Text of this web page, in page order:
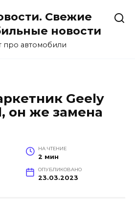
Свежие
новости
про автомобили
Geely
он же замена
НА ЧТЕНИЕ
2 мин
ОПУБЛИКОВАНО
23.03.2023